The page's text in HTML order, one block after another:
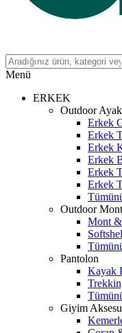
Menü
ERKEK
Outdoor
Erkek
Erkek
Erkek
Erkek
Erkek
Erkek
Outdoor
Mont
Pantolon
Kayak
Giyim